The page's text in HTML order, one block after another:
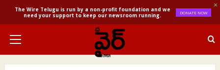
The Wire Telugu is run by a non-profit foundation and we
need your support to keep our newsroom running.
DONATE NOW
content
Primary
Menu